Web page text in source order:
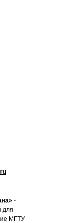
-
для
МГТУ